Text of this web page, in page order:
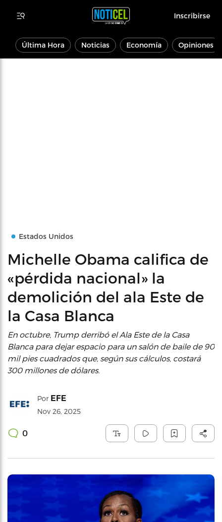
Inscribirse
Última Hora Noticias Economía Opiniones
Estados Unidos
Michelle Obama califica de
«pérdida nacional» la
demolición del ala Este de
la Casa Blanca
En octubre, Trump derribó el Ala Este de la Casa
Blanca para dejar espacio para un salón de baile de 90
mil pies cuadrados que, según sus cálculos, costará
300 millones de dólares.
Por EFE
Nov 26, 2025
0